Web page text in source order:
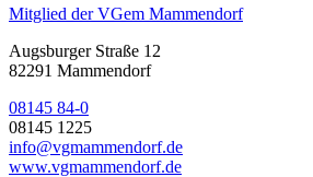
Mitglied der VGem Mammendorf
Augsburger Straße 12
82291 Mammendorf
08145 84-0
08145 1225
info@vgmammendorf.de
www.vgmammendorf.de